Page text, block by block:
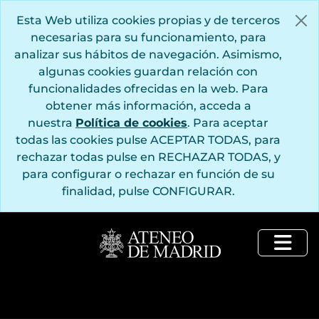
Esta Web utiliza cookies propias y de terceros
necesarias para su funcionamiento, para
analizar sus hábitos de navegación. Asimismo,
algunas cookies guardan relación con
funcionalidades ofrecidas en la web. Para
obtener más información, acceda a
nuestra Política de cookies. Para aceptar
todas las cookies pulse ACEPTAR TODAS, para
rechazar todas pulse en RECHAZAR TODAS, y
para configurar o rechazar en función de su
finalidad, pulse CONFIGURAR.
[Serie] 57 - Iconografía de Carlos V
[Serie] 58 - Iconografía de Francisco de Quevedo
[Serie] 59 - Juanes, Juan de
[Serie] 60 - Klimt, Gustav
[Serie] 61 - La Granja de San Ildefonso
[Serie] 62 - Largillière, Nicolas de
[Serie] 63 - Loo, Louis Michel van
[Serie] 64 - López Portaña, Vicente
[Serie] 65 - Lorrain, Claude
[Serie] 66 - Lorrain, Claude de
[Serie] 67 - Los palacios españoles de los siglos XV y XVI
[Serie] 70 - Madrazo, Federico de
[Serie] 71 - Martinez del Mazo, Juan Bautista